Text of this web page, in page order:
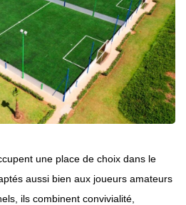
une place de choix dans le
aussi bien aux joueurs amateurs
ils combinent convivialité,